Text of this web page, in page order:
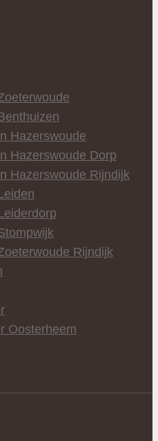
Hazerswoude
Hazerswoude Dorp
Hazerswoude Rijndijk
Rijndijk
Oosterheem